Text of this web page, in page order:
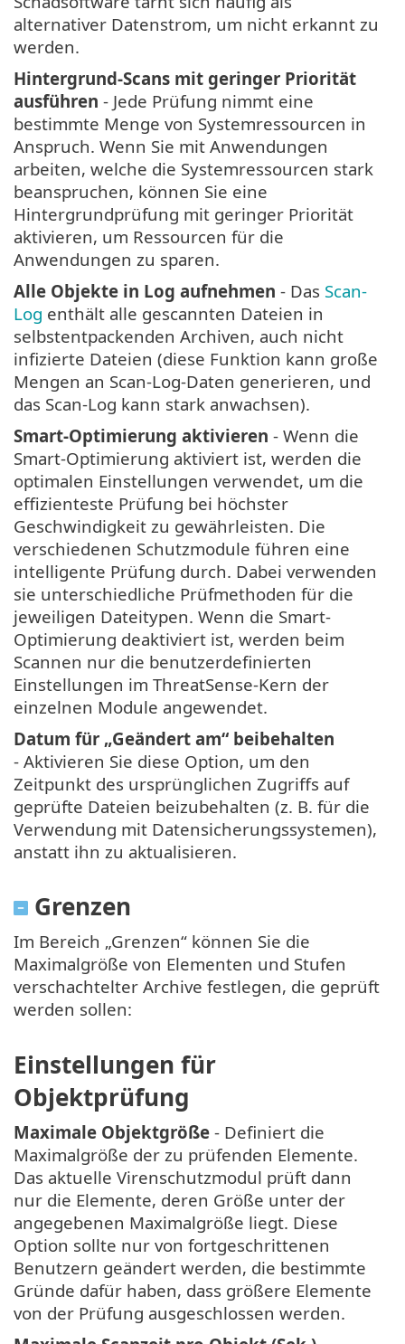
alternativer Datenstrom, um nicht erkannt zu
werden.
Hintergrund-Scans mit geringer Priorität
ausführen - Jede Prüfung nimmt eine
bestimmte Menge von Systemressourcen in
Anspruch. Wenn Sie mit Anwendungen
arbeiten, welche die Systemressourcen stark
beanspruchen, können Sie eine
Hintergrundprüfung mit geringer Priorität
aktivieren, um Ressourcen für die
Anwendungen zu sparen.
Alle Objekte in Log aufnehmen - Das Scan-
Log enthält alle gescannten Dateien in
selbstentpackenden Archiven, auch nicht
infizierte Dateien (diese Funktion kann große
Mengen an Scan-Log-Daten generieren, und
das Scan-Log kann stark anwachsen).
Smart-Optimierung aktivieren - Wenn die
Smart-Optimierung aktiviert ist, werden die
optimalen Einstellungen verwendet, um die
effizienteste Prüfung bei höchster
Geschwindigkeit zu gewährleisten. Die
verschiedenen Schutzmodule führen eine
intelligente Prüfung durch. Dabei verwenden
sie unterschiedliche Prüfmethoden für die
jeweiligen Dateitypen. Wenn die Smart-
Optimierung deaktiviert ist, werden beim
Scannen nur die benutzerdefinierten
Einstellungen im ThreatSense-Kern der
einzelnen Module angewendet.
Datum für „Geändert am“ beibehalten
- Aktivieren Sie diese Option, um den
Zeitpunkt des ursprünglichen Zugriffs auf
geprüfte Dateien beizubehalten (z. B. für die
Verwendung mit Datensicherungssystemen),
anstatt ihn zu aktualisieren.
Grenzen
Im Bereich „Grenzen“ können Sie die
Maximalgröße von Elementen und Stufen
verschachtelter Archive festlegen, die geprüft
werden sollen:
Einstellungen für
Objektprüfung
Maximale Objektgröße - Definiert die
Maximalgröße der zu prüfenden Elemente.
Das aktuelle Virenschutzmodul prüft dann
nur die Elemente, deren Größe unter der
angegebenen Maximalgröße liegt. Diese
Option sollte nur von fortgeschrittenen
Benutzern geändert werden, die bestimmte
Gründe dafür haben, dass größere Elemente
von der Prüfung ausgeschlossen werden.